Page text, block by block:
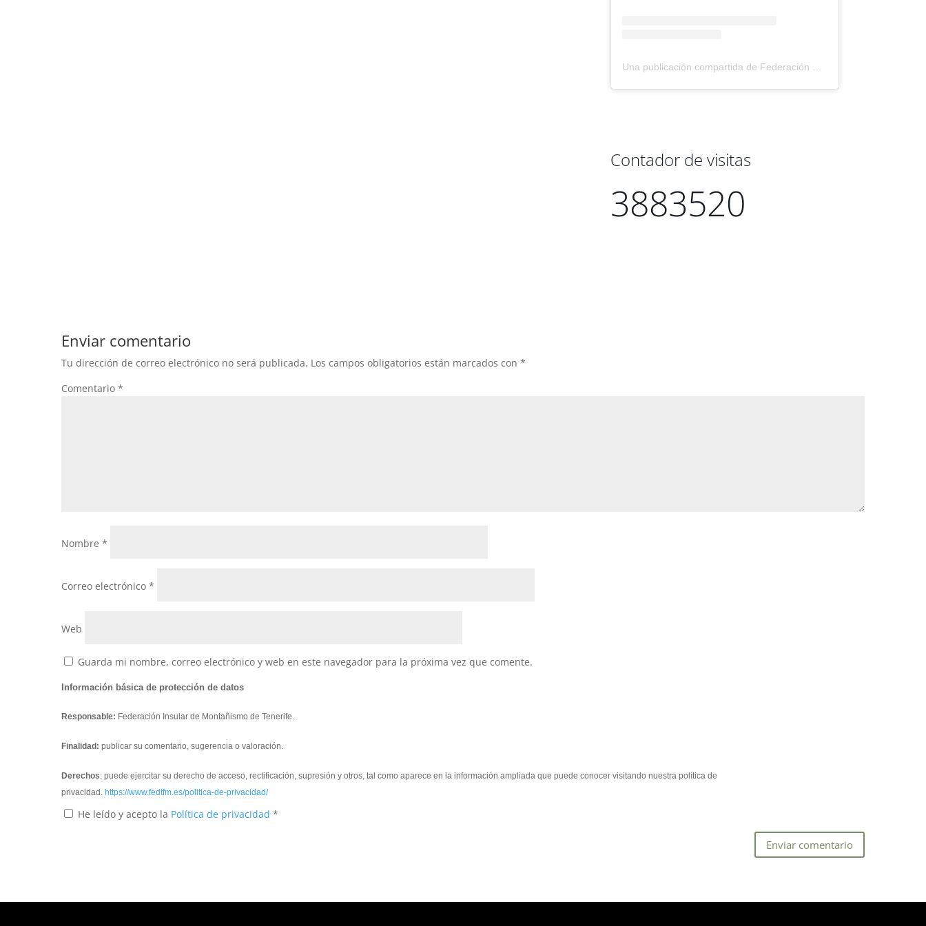
Contador de visitas
3883520
Enviar comentario
Tu dirección de correo electrónico no será publicada. Los campos obligatorios están marcados con *
Comentario *
Nombre *
Correo electrónico *
Web
Guarda mi nombre, correo electrónico y web en este navegador para la próxima vez que comente.
Información básica de protección de datos
Responsable: Federación Insular de Montañismo de Tenerife.
Finalidad: publicar su comentario, sugerencia o valoración.
Derechos: puede ejercitar su derecho de acceso, rectificación, supresión y otros, tal como aparece en la información ampliada que puede conocer visitando nuestra política de
privacidad. https://www.fedtfm.es/politica-de-privacidad/
He leído y acepto la Política de privacidad *